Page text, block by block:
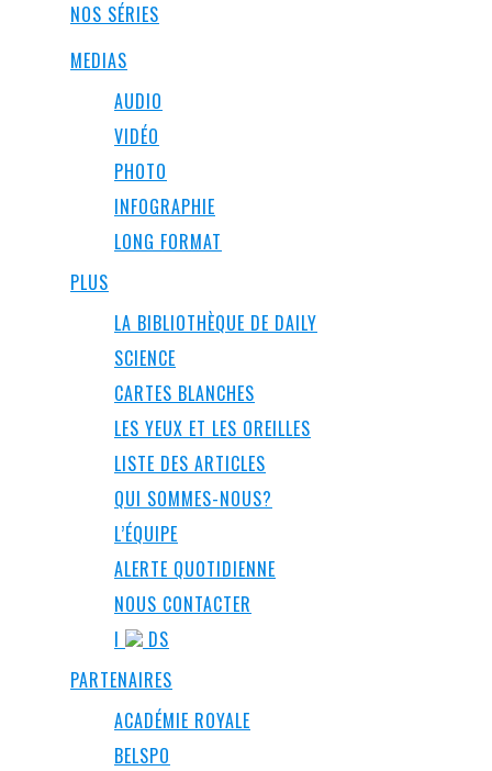
NOS SÉRIES
MEDIAS
AUDIO
VIDÉO
PHOTO
INFOGRAPHIE
LONG FORMAT
PLUS
LA BIBLIOTHÈQUE DE DAILY
SCIENCE
CARTES BLANCHES
LES YEUX ET LES OREILLES
LISTE DES ARTICLES
QUI SOMMES-NOUS?
L’ÉQUIPE
ALERTE QUOTIDIENNE
NOUS CONTACTER
I
DS
PARTENAIRES
ACADÉMIE ROYALE
BELSPO